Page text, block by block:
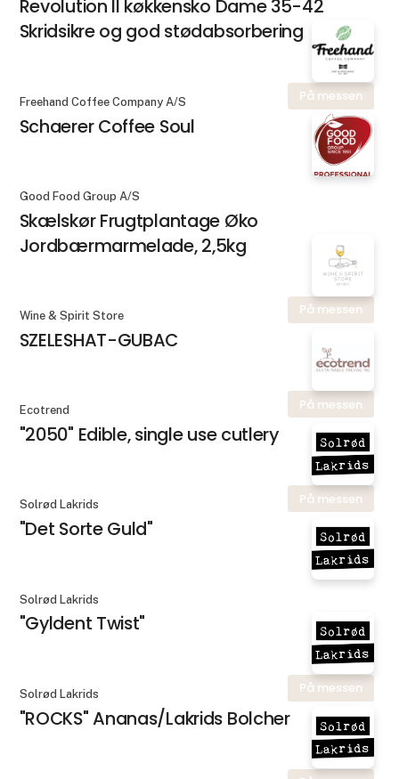
Revolution II køkkensko Dame 35-42
Skridsikre og god stødabsorbering
På messen
Freehand Coffee Company A/S
Schaerer Coffee Soul
Good Food Group A/S
Skælskør Frugtplantage Øko
Jordbærmarmelade, 2,5kg
På messen
Wine & Spirit Store
SZELESHAT-GUBAC
På messen
Ecotrend
"2050" Edible, single use cutlery
På messen
Solrød Lakrids
"Det Sorte Guld"
Solrød Lakrids
"Gyldent Twist"
På messen
Solrød Lakrids
"ROCKS" Ananas/Lakrids Bolcher